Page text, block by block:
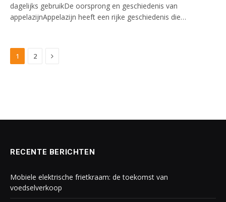
dagelijks gebruikDe oorsprong en geschiedenis van
appelazijnAppelazijn heeft een rijke geschiedenis die…
1 2 Next
RECENTE BERICHTEN
Mobiele elektrische frietkraam: de toekomst van
voedselverkoop